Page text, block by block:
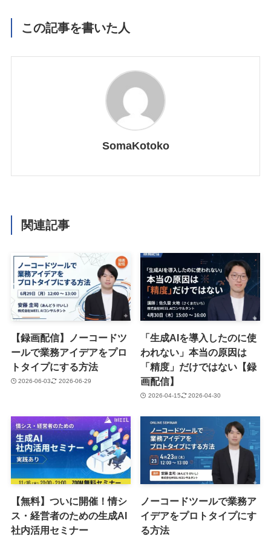
この記事を書いた人
SomaKotoko
関連記事
【録画配信】ノーコードツ
ールで業務アイデアをプロ
トタイプにする方法
2026-06-03 2026-06-29
「生成AIを導入したのに使
われない」本当の原因は
「精度」だけではない【録
画配信】
2026-04-15 2026-04-30
【無料】ついに開催！情シ
ス・経営者のための生成AI
社内活用セミナー
ノーコードツールで業務ア
イデアをプロトタイプにす
る方法